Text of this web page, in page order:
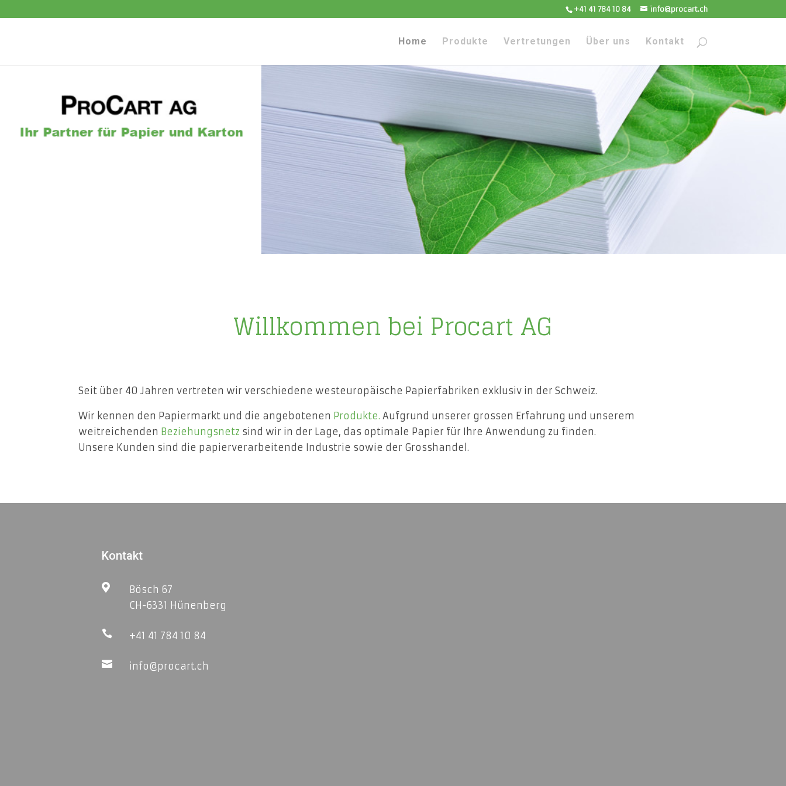
+41 41 784 10 84 info@procart.ch
Home Produkte Vertretungen Über uns Kontakt
Willkommen bei Procart AG
Seit über 40 Jahren vertreten wir verschiedene westeuropäische Papierfabriken exklusiv in der Schweiz.
Wir kennen den Papiermarkt und die angebotenen Produkte. Aufgrund unserer grossen Erfahrung und unserem
weitreichenden Beziehungsnetz sind wir in der Lage, das optimale Papier für Ihre Anwendung zu finden.
Unsere Kunden sind die papierverarbeitende Industrie sowie der Grosshandel.
Kontakt

Bösch 67
CH-6331 Hünenberg
 +41 41 784 10 84
 info@procart.ch